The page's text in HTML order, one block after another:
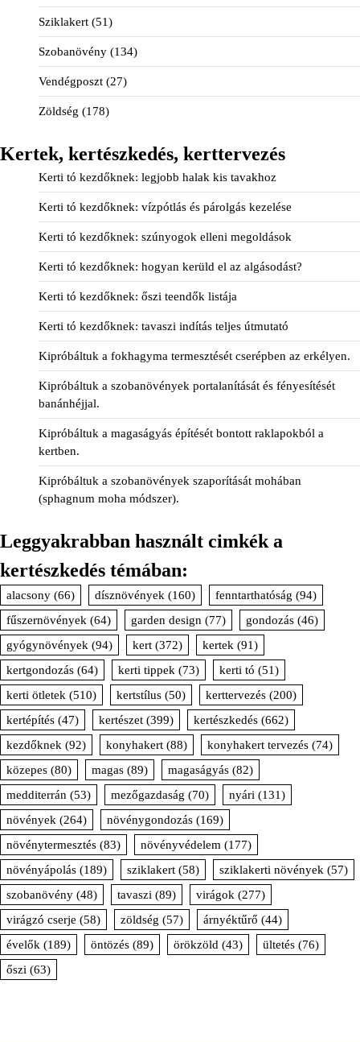
Sziklakert (51)
Szobanövény (134)
Vendégposzt (27)
Zöldség (178)
Kertek, kertészkedés, kerttervezés
Kerti tó kezdőknek: legjobb halak kis tavakhoz
Kerti tó kezdőknek: vízpótlás és párolgás kezelése
Kerti tó kezdőknek: szúnyogok elleni megoldások
Kerti tó kezdőknek: hogyan kerüld el az algásodást?
Kerti tó kezdőknek: őszi teendők listája
Kerti tó kezdőknek: tavaszi indítás teljes útmutató
Kipróbáltuk a fokhagyma termesztését cserépben az erkélyen.
Kipróbáltuk a szobanövények portalanítását és fényesítését
banánhéjjal.
Kipróbáltuk a magaságyás építését bontott raklapokból a
kertben.
Kipróbáltuk a szobanövények szaporítását mohában
(sphagnum moha módszer).
Leggyakrabban használt cimkék a
kertészkedés témában:
alacsony (66) dísznövények (160) fenntarthatóság (94)
fűszernövények (64) garden design (77) gondozás (46)
gyógynövények (94) kert (372) kertek (91)
kertgondozás (64) kerti tippek (73) kerti tó (51)
kerti ötletek (510) kertstílus (50) kerttervezés (200)
kertépítés (47) kertészet (399) kertészkedés (662)
kezdőknek (92) konyhakert (88) konyhakert tervezés (74)
közepes (80) magas (89) magaságyás (82)
medditerrán (53) mezőgazdaság (70) nyári (131)
növények (264) növénygondozás (169)
növénytermesztés (83) növényvédelem (177)
növényápolás (189) sziklakert (58) sziklakerti növények (57)
szobanövény (48) tavaszi (89) virágok (277)
virágzó cserje (58) zöldség (57) árnyéktűrő (44)
évelők (189) öntözés (89) örökzöld (43) ültetés (76)
őszi (63)